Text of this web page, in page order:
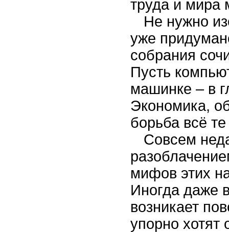
труда и мира
Не нужно
уже
собрания
Пусть
машинке – в
Экономика,
борьба всё
Совсем
мифов этих
Иногда даже
возникает
упорно хотят